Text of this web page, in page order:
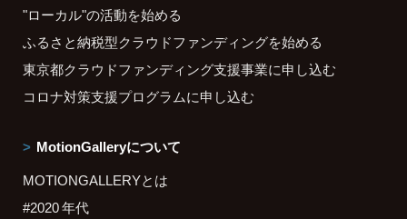
"ローカル"の活動を始める
ふるさと納税型クラウドファンディングを始める
東京都クラウドファンディング支援事業に申し込む
コロナ対策支援プログラムに申し込む
MotionGalleryについて
MOTIONGALLERYとは
#2020 年代